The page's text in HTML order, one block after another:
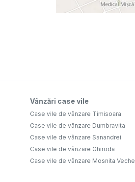
Vânzări case vile
Case vile de vânzare Timisoara
Case vile de vânzare Dumbravita
Case vile de vânzare Sanandrei
Case vile de vânzare Ghiroda
Case vile de vânzare Mosnita Veche